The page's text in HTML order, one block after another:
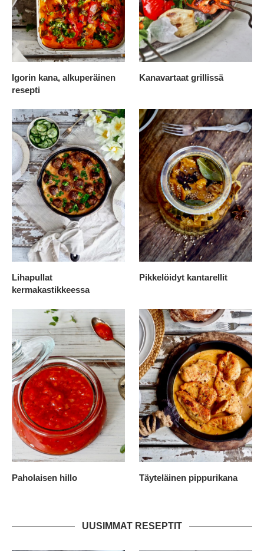
Igorin kana, alkuperäinen
resepti
Kanavartaat grillissä
Lihapullat
kermakastikkeessa
Pikkelöidyt kantarellit
Paholaisen hillo Täyteläinen pippurikana
UUSIMMAT RESEPTIT